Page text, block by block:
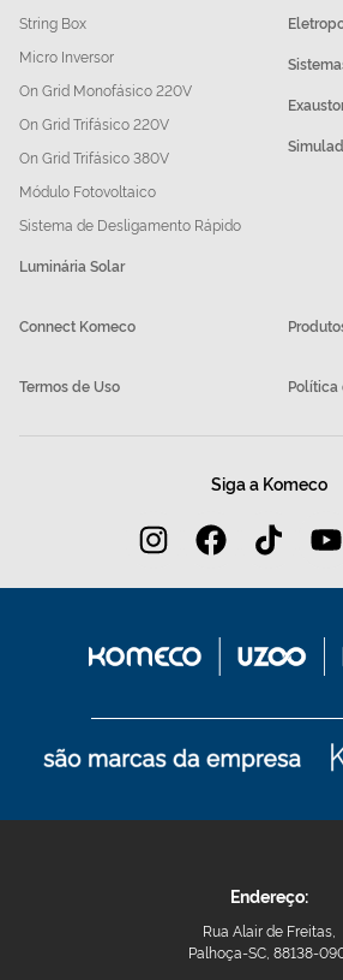
String Box
Micro Inversor
On Grid Monofásico 220V
On Grid Trifásico 220V
On Grid Trifásico 380V
Módulo Fotovoltaico
Sistema de Desligamento Rápido
Luminária Solar
Connect Komeco
Termos de Uso Política
Siga a Komeco
Endereço:
Rua Alair de Freitas,
Palhoça-SC, 88138-